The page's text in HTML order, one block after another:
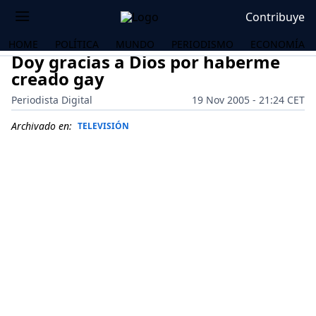
Contribuye
HOME POLÍTICA MUNDO PERIODISMO ECONOMÍA
Doy gracias a Dios por haberme
creado gay
Periodista Digital
19 Nov 2005 - 21:24 CET
Archivado en: TELEVISIÓN